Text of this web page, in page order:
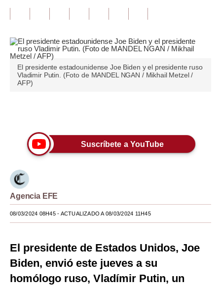
Opinión
Editorial
Tendencias
Lujo
Viajes
Moda
Estilos
EEUU
El presidente estadounidense Joe Biden y el presidente ruso
Vladimir Putin. (Foto de MANDEL NGAN / Mikhail Metzel /
AFP)
Suscríbete a YouTube
Agencia EFE
08/03/2024 08H45- ACTUALIZADO A 08/03/2024 11H45
El presidente de Estados Unidos, Joe
Biden, envió este jueves a su
homólogo ruso, Vladímir Putin, un